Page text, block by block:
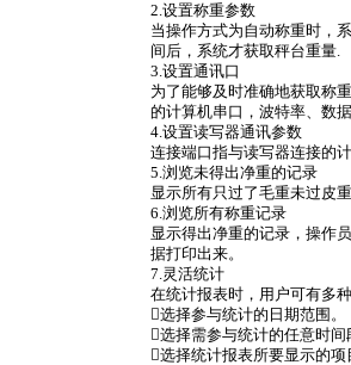
2.设置称重参数
当操作方式为自动称重时，
间后，系统才获取秤台重量.
3.设置通讯口
为了能够及时准确地获取称
的计算机串口，波特率、数
4.设置读写器通讯参数
连接端口指与读写器连接的
5.浏览未得出净重的记录
显示所有只过了毛重未过皮
6.浏览所有称重记录
显示得出净重的记录，操作
据打印出来。
7.灵活统计
在统计报表时，用户可有多
选择参与统计的日期范围。
选择需参与统计的任意时间
选择统计报表所要显示的项